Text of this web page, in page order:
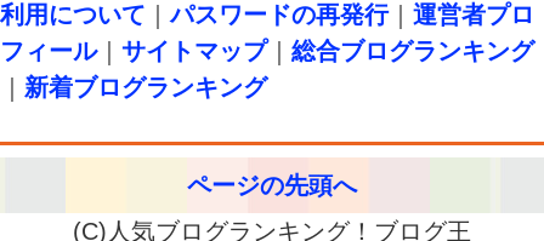
利用について ｜パスワードの再発行｜ 運営者プロ
フィール｜ サイトマップ｜ 総合ブログランキング
新着ブログランキング
ページの先頭へ
(C)人気ブログランキング！ブログ王